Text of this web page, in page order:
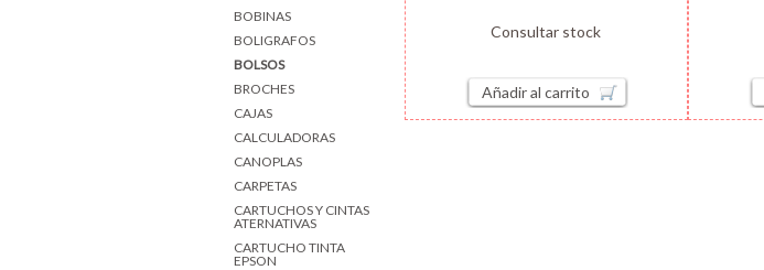
BOBINAS
BOLIGRAFOS
BOLSOS
BROCHES
CAJAS
CALCULADORAS
CANOPLAS
CARPETAS
CARTUCHOS Y CINTAS
ATERNATIVAS
CARTUCHO TINTA
EPSON
Consultar stock
Añadir al carrito